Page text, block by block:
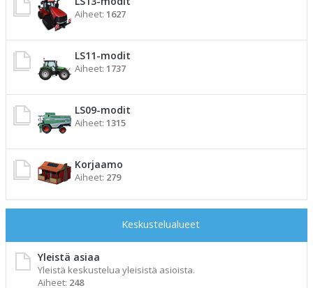
Aiheet: 1627
LS11-modit
Aiheet: 1737
LS09-modit
Aiheet: 1315
Korjaamo
Aiheet: 279
Keskustelualueet
Yleistä asiaa
Yleistä keskustelua yleisistä asioista.
Aiheet: 248